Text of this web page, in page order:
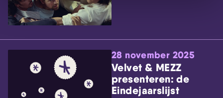
28 november 2025
Velvet & MEZZ
presenteren: de
Eindejaarslijst